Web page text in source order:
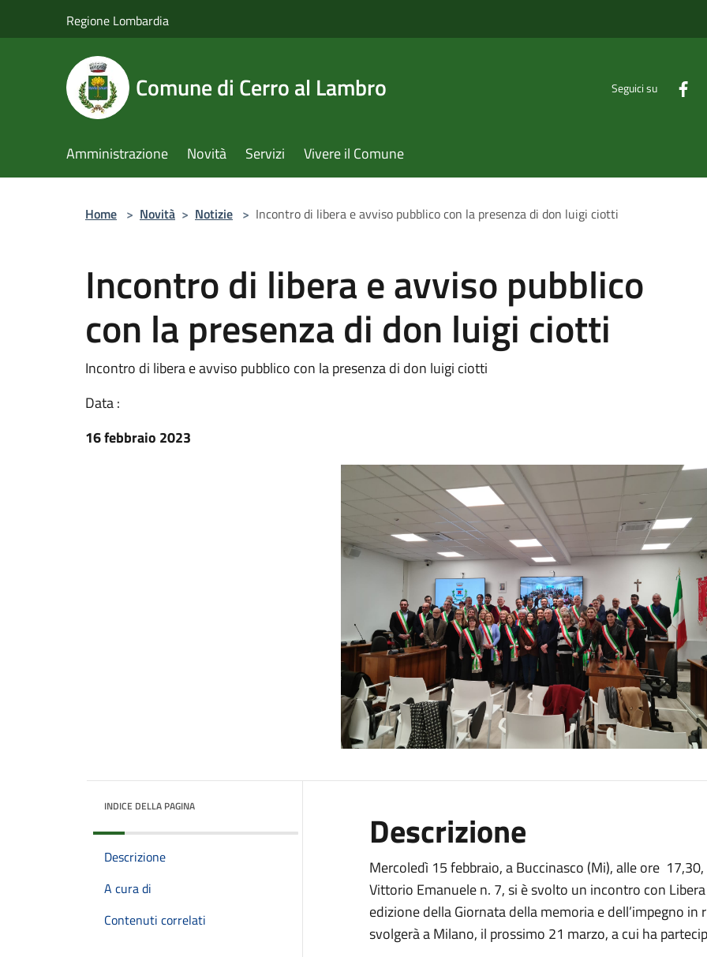
Regione Lombardia
Comune di Cerro al Lambro Seguici su
Amministrazione Novità Servizi Vivere il Comune
Home > Novità > Notizie > Incontro di libera e avviso pubblico con la presenza di don luigi ciotti
Incontro di libera e avviso pubblico
con la presenza di don luigi ciotti
Incontro di libera e avviso pubblico con la presenza di don luigi ciotti
Data :
16 febbraio 2023
INDICE DELLA PAGINA
Descrizione
A cura di
Contenuti correlati
Descrizione
Mercoledì 15 febbraio, a Buccinasco (Mi), alle ore
Vittorio Emanuele n. 7, si è svolto un incontro con
edizione della Giornata della memoria e dell’impegno
svolgerà a Milano, il prossimo 21 marzo, a cui ha